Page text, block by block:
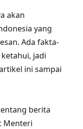
akan
yang
Ada fakta-
jadi
ini sampai
berita
Menteri